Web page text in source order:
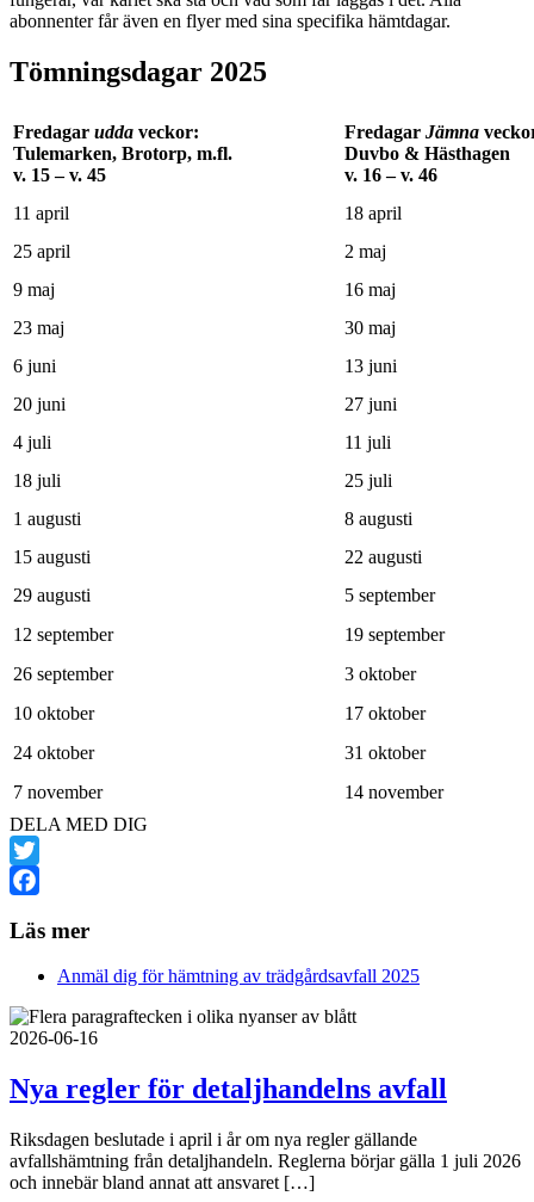
abonnenter får även en flyer med sina specifika hämtdagar.
Tömningsdagar 2025
Fredagar udda veckor:
Tulemarken, Brotorp, m.fl.
v. 15 – v. 45
Fredagar Jämna
Duvbo & Hästhagen
v. 16 – v. 46
11 april
18 april
25 april
2 maj
9 maj
16 maj
23 maj
30 maj
6 juni
13 juni
20 juni
27 juni
4 juli
11 juli
18 juli
25 juli
1 augusti
8 augusti
15 augusti
22 augusti
29 augusti
5 september
12 september
19 september
26 september
3 oktober
10 oktober
17 oktober
24 oktober
31 oktober
7 november
14 november
DELA MED DIG
Twitter
Läs mer
Anmäl dig för hämtning av trädgårdsavfall 2025
Fler nyheter
2026-06-16
Nya regler för detaljhandelns avfall
Riksdagen beslutade i april i år om nya regler gällande
avfallshämtning från detaljhandeln. Reglerna börjar gälla 1 juli 2026
och innebär bland annat att ansvaret […]